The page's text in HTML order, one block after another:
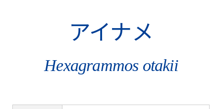
アイナメ
Hexagrammos otakii